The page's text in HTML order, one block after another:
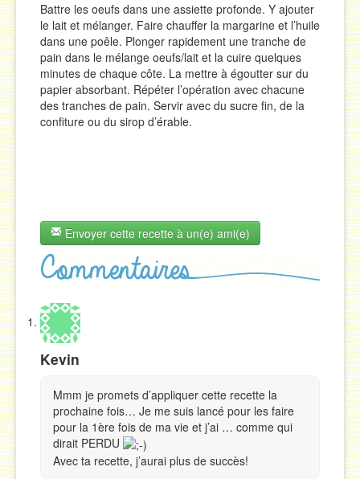
Battre les oeufs dans une assiette profonde. Y ajouter
le lait et mélanger. Faire chauffer la margarine et l’huile
dans une poêle. Plonger rapidement une tranche de
pain dans le mélange oeufs/lait et la cuire quelques
minutes de chaque côte. La mettre à égoutter sur du
papier absorbant. Répéter l’opération avec chacune
des tranches de pain. Servir avec du sucre fin, de la
confiture ou du sirop d’érable.
Envoyer cette recette à un(e) ami(e)
Kevin
Mmm je promets d’appliquer cette recette la
prochaine fois… Je me suis lancé pour les faire
pour la 1ère fois de ma vie et j’ai … comme qui
dirait PERDU
Avec ta recette, j’aurai plus de succès!